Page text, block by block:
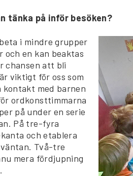
tänka på inför besöken?
i mindre grupper
och en kan beaktas
chansen att bli
viktigt för oss som
med barnen
ordkonsttimmarna
på under en serie
På tre-fyra
och etablera
Två-tre
mera fördjupning